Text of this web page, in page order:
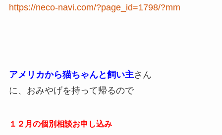
https://neco-navi.com/?page_id=1798/?mm
アメリカから猫ちゃんと飼い主さん
に、おみやげを持って帰るので
１２月の個別相談お申し込み